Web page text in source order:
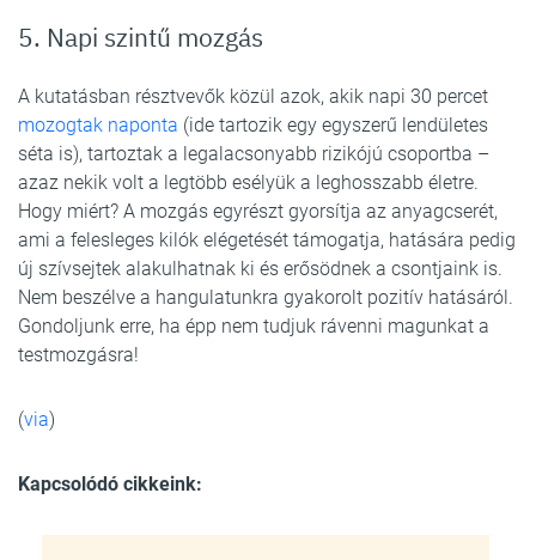
5. Napi szintű mozgás
A kutatásban résztvevők közül azok, akik napi 30 percet
mozogtak naponta (ide tartozik egy egyszerű lendületes
séta is), tartoztak a legalacsonyabb rizikójú csoportba –
azaz nekik volt a legtöbb esélyük a leghosszabb életre.
Hogy miért? A mozgás egyrészt gyorsítja az anyagcserét,
ami a felesleges kilók elégetését támogatja, hatására pedig
új szívsejtek alakulhatnak ki és erősödnek a csontjaink is.
Nem beszélve a hangulatunkra gyakorolt pozitív hatásáról.
Gondoljunk erre, ha épp nem tudjuk rávenni magunkat a
testmozgásra!
(via)
Kapcsolódó cikkeink: